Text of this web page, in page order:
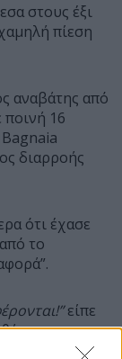
στους έξι
πίεση
αναβάτης από
ποινή 16
διαρροής
ότι έχασε
το
είπε
για την